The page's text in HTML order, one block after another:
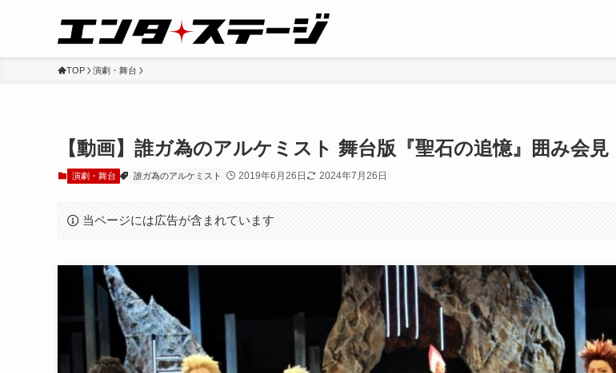
TOP 演劇・舞台
【動画】誰ガ為のアルケミスト 舞台版『聖石の追憶』囲み会見
演劇・舞台 誰ガ為のアルケミスト 2019年6月26日 2024年7月26日
当ページには広告が含まれています